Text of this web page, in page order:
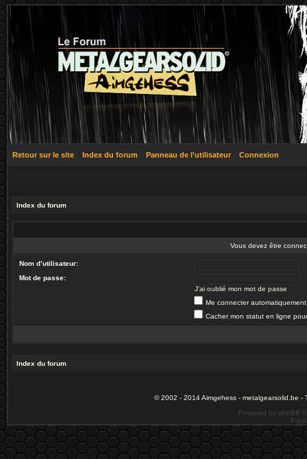
Retour sur le site Index du forum Panneau de l’utilisateur Connexion
Index du forum
Vous devez être
Nom d’utilisateur:
Mot de passe:
J’ai oublié mon mot de passe
Me connecter
Cacher mon statut en ligne
Index du forum
© 2002 - 2014 Aimgehess - metalgearsolid.be -
Powered by phpBB